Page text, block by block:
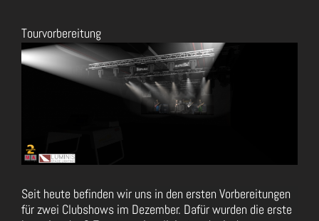
Tourvorbereitung
Zeige
grösseres
Seit heute befinden wir uns in den ersten Vorbereitungen
für zwei Clubshows im Dezember. Dafür wurden die erste